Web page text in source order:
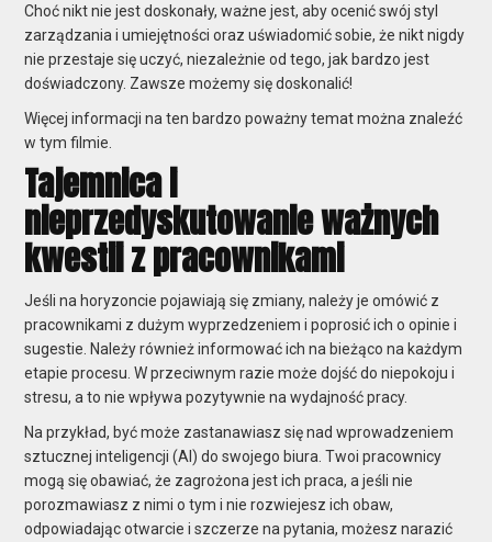
Choć nikt nie jest doskonały, ważne jest, aby ocenić swój styl
zarządzania i umiejętności oraz uświadomić sobie, że nikt nigdy
nie przestaje się uczyć, niezależnie od tego, jak bardzo jest
doświadczony. Zawsze możemy się doskonalić!
Więcej informacji na ten bardzo poważny temat można znaleźć
w tym filmie.
Tajemnica i
nieprzedyskutowanie ważnych
kwestii z pracownikami
Jeśli na horyzoncie pojawiają się zmiany, należy je omówić z
pracownikami z dużym wyprzedzeniem i poprosić ich o opinie i
sugestie. Należy również informować ich na bieżąco na każdym
etapie procesu. W przeciwnym razie może dojść do niepokoju i
stresu, a to nie wpływa pozytywnie na wydajność pracy.
Na przykład, być może zastanawiasz się nad wprowadzeniem
sztucznej inteligencji (AI) do swojego biura. Twoi pracownicy
mogą się obawiać, że zagrożona jest ich praca, a jeśli nie
porozmawiasz z nimi o tym i nie rozwiejesz ich obaw,
odpowiadając otwarcie i szczerze na pytania, możesz narazić